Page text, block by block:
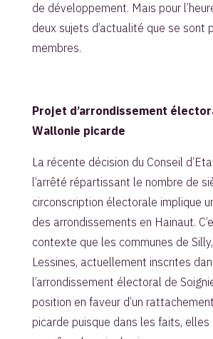
de développement. Mais pour
deux sujets d’actualité que se sont
membres.
Projet d’arrondissement
Wallonie picarde
La récente décision du Conseil
l’arrêté répartissant le nombre de
circonscription électorale implique
des arrondissements en Hainaut.
contexte que les communes de
Lessines, actuellement inscrites
l’arrondissement électoral de
position en faveur d’un
picarde puisque dans les faits,